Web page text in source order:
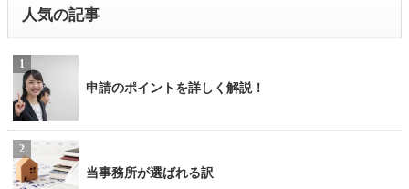
人気の記事
申請のポイントを詳しく解説！
当事務所が選ばれる訳